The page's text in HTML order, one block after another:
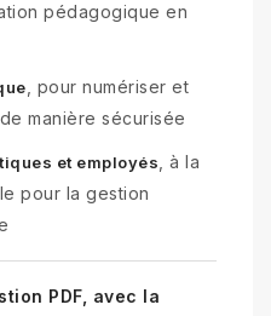
pédagogique en
, pour numériser et
manière sécurisée
et employés , à la
pour la gestion
PDF, avec la